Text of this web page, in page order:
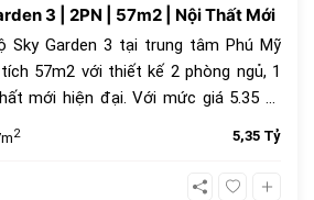
3 | 2PN | 57m2 | Nội Thất Mới
Sky Garden 3 tại trung tâm Phú Mỹ
57m2 với thiết kế 2 phòng ngủ, 1
mới hiện đại. Với mức giá 5.35 tỷ
an cư lý tưởng hoặc đầu tư cho
cộng đồng văn minh.
2 5,35 Tỷ